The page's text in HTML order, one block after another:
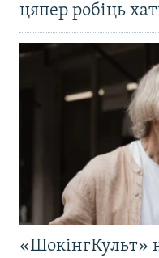
цяпер робіць
«ШокінгКульт»